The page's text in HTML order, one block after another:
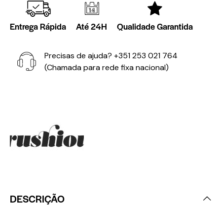
Entrega Rápida Até 24H Qualidade Garantida
Precisas de ajuda? +351 253 021 764
(Chamada para rede fixa nacional)
DESCRIÇÃO